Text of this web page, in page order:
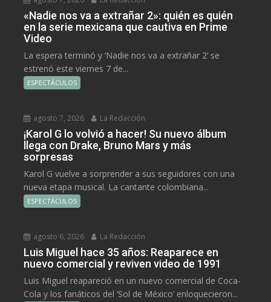
«Nadie nos va a extrañar 2»: quién es quién
en la serie mexicana que cautiva en Prime
Video
La espera terminó y ‘Nadie nos va a extrañar 2’ se
estrenó este viernes 7 de...
ESPECTÁCULOS
agosto 7, 2026 La Redacción
¡Karol G lo volvió a hacer! Su nuevo álbum
llega con Drake, Bruno Mars y más
sorpresas
Karol G vuelve a sorprender a sus seguidores con una
nueva etapa musical. La cantante colombiana...
ESPECTÁCULOS
agosto 6, 2026 La Redacción
Luis Miguel hace 35 años: Reaparece en
nuevo comercial y reviven video de 1991
Luis Miguel reapareció en un nuevo comercial de Coca-
Cola y los fanáticos del ‘Sol de México’ enloquecieron...